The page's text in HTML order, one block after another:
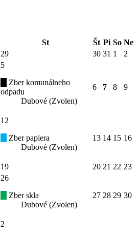
St Št Pi So Ne
29 30 31 1
2
5
Zber komunálneho
odpadu
Dubové (Zvolen)
6 7 8 9
12
Zber papiera
Dubové (Zvolen)
13 14 15 16
19 20 21 22 23
26
Zber skla
Dubové (Zvolen)
27 28 29 30
2